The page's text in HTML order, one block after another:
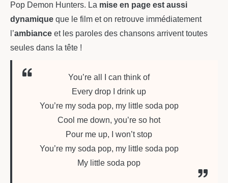
Pop Demon Hunters. La mise en page est aussi
dynamique que le film et on retrouve immédiatement
l’ambiance et les paroles des chansons arrivent toutes
seules dans la tête !
You’re all I can think of
Every drop I drink up
You’re my soda pop, my little soda pop
Cool me down, you’re so hot
Pour me up, I won’t stop
You’re my soda pop, my little soda pop
My little soda pop